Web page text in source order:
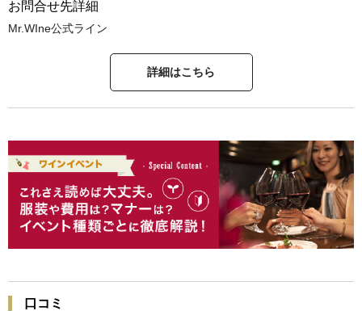
お問合せ先詳細
Mr.WIne公式ライン
詳細はこちら
口コミ